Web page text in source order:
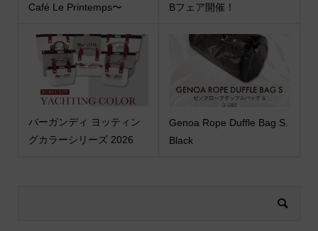
Café Le Printemps〜
Bフェア開催！
バーガンディ ヨッティン
グカラーシリーズ 2026
Genoa Rope Duffle Bag S.
Black